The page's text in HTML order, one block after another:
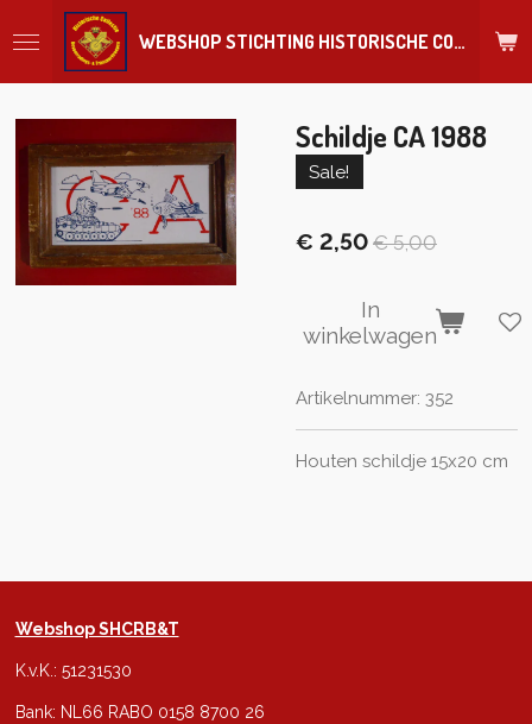
direct
WEBSHOP STICHTING HISTORISCHE COLLECTIE REGIMENT
Schildje CA 1988
Sale!
€ 2,50 € 5,00
In
winkelwagen
Artikelnummer: 352
Houten schildje 15x20 cm
Webshop SHCRB&T
K.v.K.: 51231530
Bank: NL66 RABO 0158 8700 26